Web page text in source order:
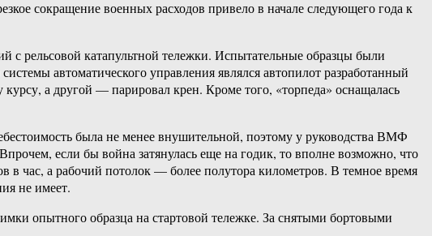
сокращение военных расходов привело в начале следующего года к
с рельсовой катапультной тележки. Испытательные образцы были
автоматического управления являлся автопилот разработанный
а другой — парировал крен. Кроме того, «торпеда» оснащалась
была не менее внушительной, поэтому у руководства ВМФ
если бы война затянулась еще на годик, то вполне возможно, что
в час, а рабочий потолок — более полутора километров. В темное время
не имеет.
опытного образца на стартовой тележке. За снятыми бортовыми